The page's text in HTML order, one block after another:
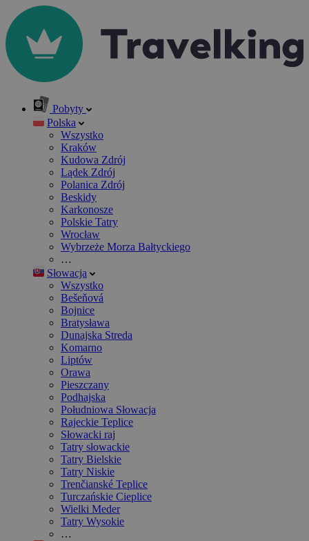
Pobyty
Polska
Wszystko
Kraków
Kudowa Zdrój
Lądek Zdrój
Polanica Zdrój
Beskidy
Karkonosze
Polskie Tatry
Wrocław
Wybrzeże Morza Bałtyckiego
…
Słowacja
Wszystko
Bešeňová
Bojnice
Bratysława
Dunajska Streda
Komarno
Liptów
Orawa
Pieszczany
Podhajska
Południowa Słowacja
Rajeckie Teplice
Słowacki raj
Tatry słowackie
Tatry Bielskie
Tatry Niskie
Trenčianské Teplice
Turczańskie Cieplice
Wielki Meder
Tatry Wysokie
…